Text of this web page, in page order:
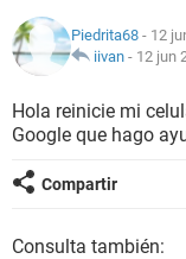
Piedrita68 - 12
iivan - 12 jun
Hola reinicie mi
Google que hago
Compartir
Consulta también: